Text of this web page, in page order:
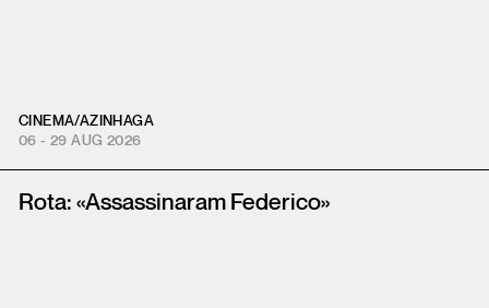
CINEMA/AZINHAGA
06 - 29 AUG 2026
Rota: «Assassinaram Federico»